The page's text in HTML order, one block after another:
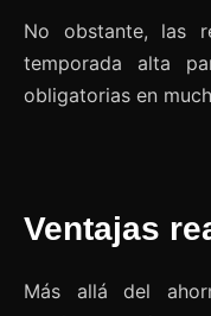
No obstante, las
temporada alta
obligatorias en
Ventajas
Más allá del